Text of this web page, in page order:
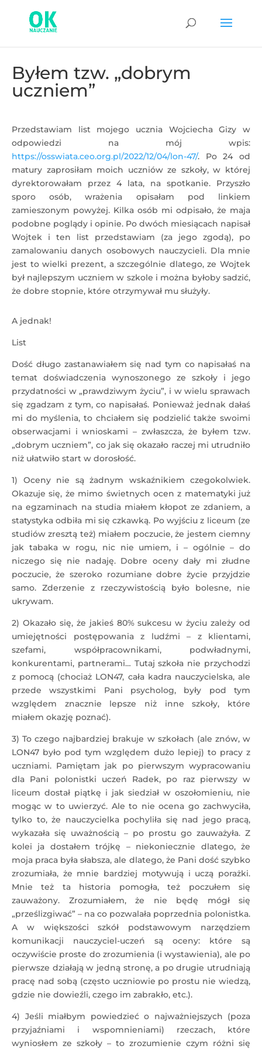
Byłem tzw. „dobrym
uczniem”
Przedstawiam list mojego ucznia Wojciecha Gizy w
odpowiedzi na mój wpis:
https://osswiata.ceo.org.pl/2022/12/04/lon-47/. Po 24 od
matury zaprosiłam moich uczniów ze szkoły, w której
dyrektorowałam przez 4 lata, na spotkanie. Przyszło
sporo osób, wrażenia opisałam pod linkiem
zamieszonym powyżej. Kilka osób mi odpisało, że maja
podobne poglądy i opinie. Po dwóch miesiącach napisał
Wojtek i ten list przedstawiam (za jego zgodą), po
zamalowaniu danych osobowych nauczycieli. Dla mnie
jest to wielki prezent, a szczególnie dlatego, ze Wojtek
był najlepszym uczniem w szkole i można byłoby sadzić,
że dobre stopnie, które otrzymywał mu służyły.
A jednak!
List
Dość długo zastanawiałem się nad tym co napisałaś na
temat doświadczenia wynoszonego ze szkoły i jego
przydatności w „prawdziwym życiu”, i w wielu sprawach
się zgadzam z tym, co napisałaś. Ponieważ jednak dałaś
mi do myślenia, to chciałem się podzielić także swoimi
obserwacjami i wnioskami – zwłaszcza, że byłem tzw.
„dobrym uczniem”, co jak się okazało raczej mi utrudniło
niż ułatwiło start w dorosłość.
1) Oceny nie są żadnym wskaźnikiem czegokolwiek.
Okazuje się, że mimo świetnych ocen z matematyki już
na egzaminach na studia miałem kłopot ze zdaniem, a
statystyka odbiła mi się czkawką. Po wyjściu z liceum (ze
studiów zresztą też) miałem poczucie, że jestem ciemny
jak tabaka w rogu, nic nie umiem, i – ogólnie – do
niczego się nie nadaję. Dobre oceny dały mi złudne
poczucie, że szeroko rozumiane dobre życie przyjdzie
samo. Zderzenie z rzeczywistością było bolesne, nie
ukrywam.
2) Okazało się, że jakieś 80% sukcesu w życiu zależy od
umiejętności postępowania z ludźmi – z klientami,
szefami, współpracownikami, podwładnymi,
konkurentami, partnerami… Tutaj szkoła nie przychodzi
z pomocą (chociaż LON47, cała kadra nauczycielska, ale
przede wszystkimi Pani psycholog, były pod tym
względem znacznie lepsze niż inne szkoły, które
miałem okazję poznać).
3) To czego najbardziej brakuje w szkołach (ale znów, w
LON47 było pod tym względem dużo lepiej) to pracy z
uczniami. Pamiętam jak po pierwszym wypracowaniu
dla Pani polonistki uczeń Radek, po raz pierwszy w
liceum dostał piątkę i jak siedział w oszołomieniu, nie
mogąc w to uwierzyć. Ale to nie ocena go zachwyciła,
tylko to, że nauczycielka pochyliła się nad jego pracą,
wykazała się uważnością – po prostu go zauważyła. Z
kolei ja dostałem trójkę – niekoniecznie dlatego, że
moja praca była słabsza, ale dlatego, że Pani dość szybko
zrozumiała, że mnie bardziej motywują i uczą porażki.
Mnie też ta historia pomogła, też poczułem się
zauważony. Zrozumiałem, że nie będę mógł się
„prześlizgiwać” – na co pozwalała poprzednia polonistka.
A w większości szkół podstawowym narzędziem
komunikacji nauczyciel-uczeń są oceny: które są
oczywiście proste do zrozumienia (i wystawienia), ale po
pierwsze działają w jedną stronę, a po drugie utrudniają
pracę nad sobą (często uczniowie po prostu nie wiedzą,
gdzie nie dowieźli, czego im zabrakło, etc.).
4) Jeśli miałbym powiedzieć o najważniejszych (poza
przyjaźniami i wspomnieniami) rzeczach, które
wyniosłem ze szkoły – to zrozumienie czym różni się